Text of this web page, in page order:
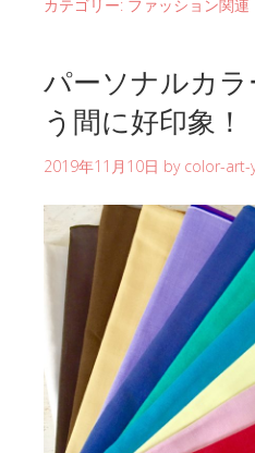
カテゴリー: ファッション関連
パーソナルカ
う間に好印象！
2019年11月10日 by color-art-